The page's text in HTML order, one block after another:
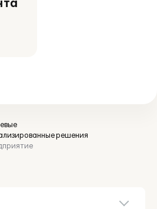
решения